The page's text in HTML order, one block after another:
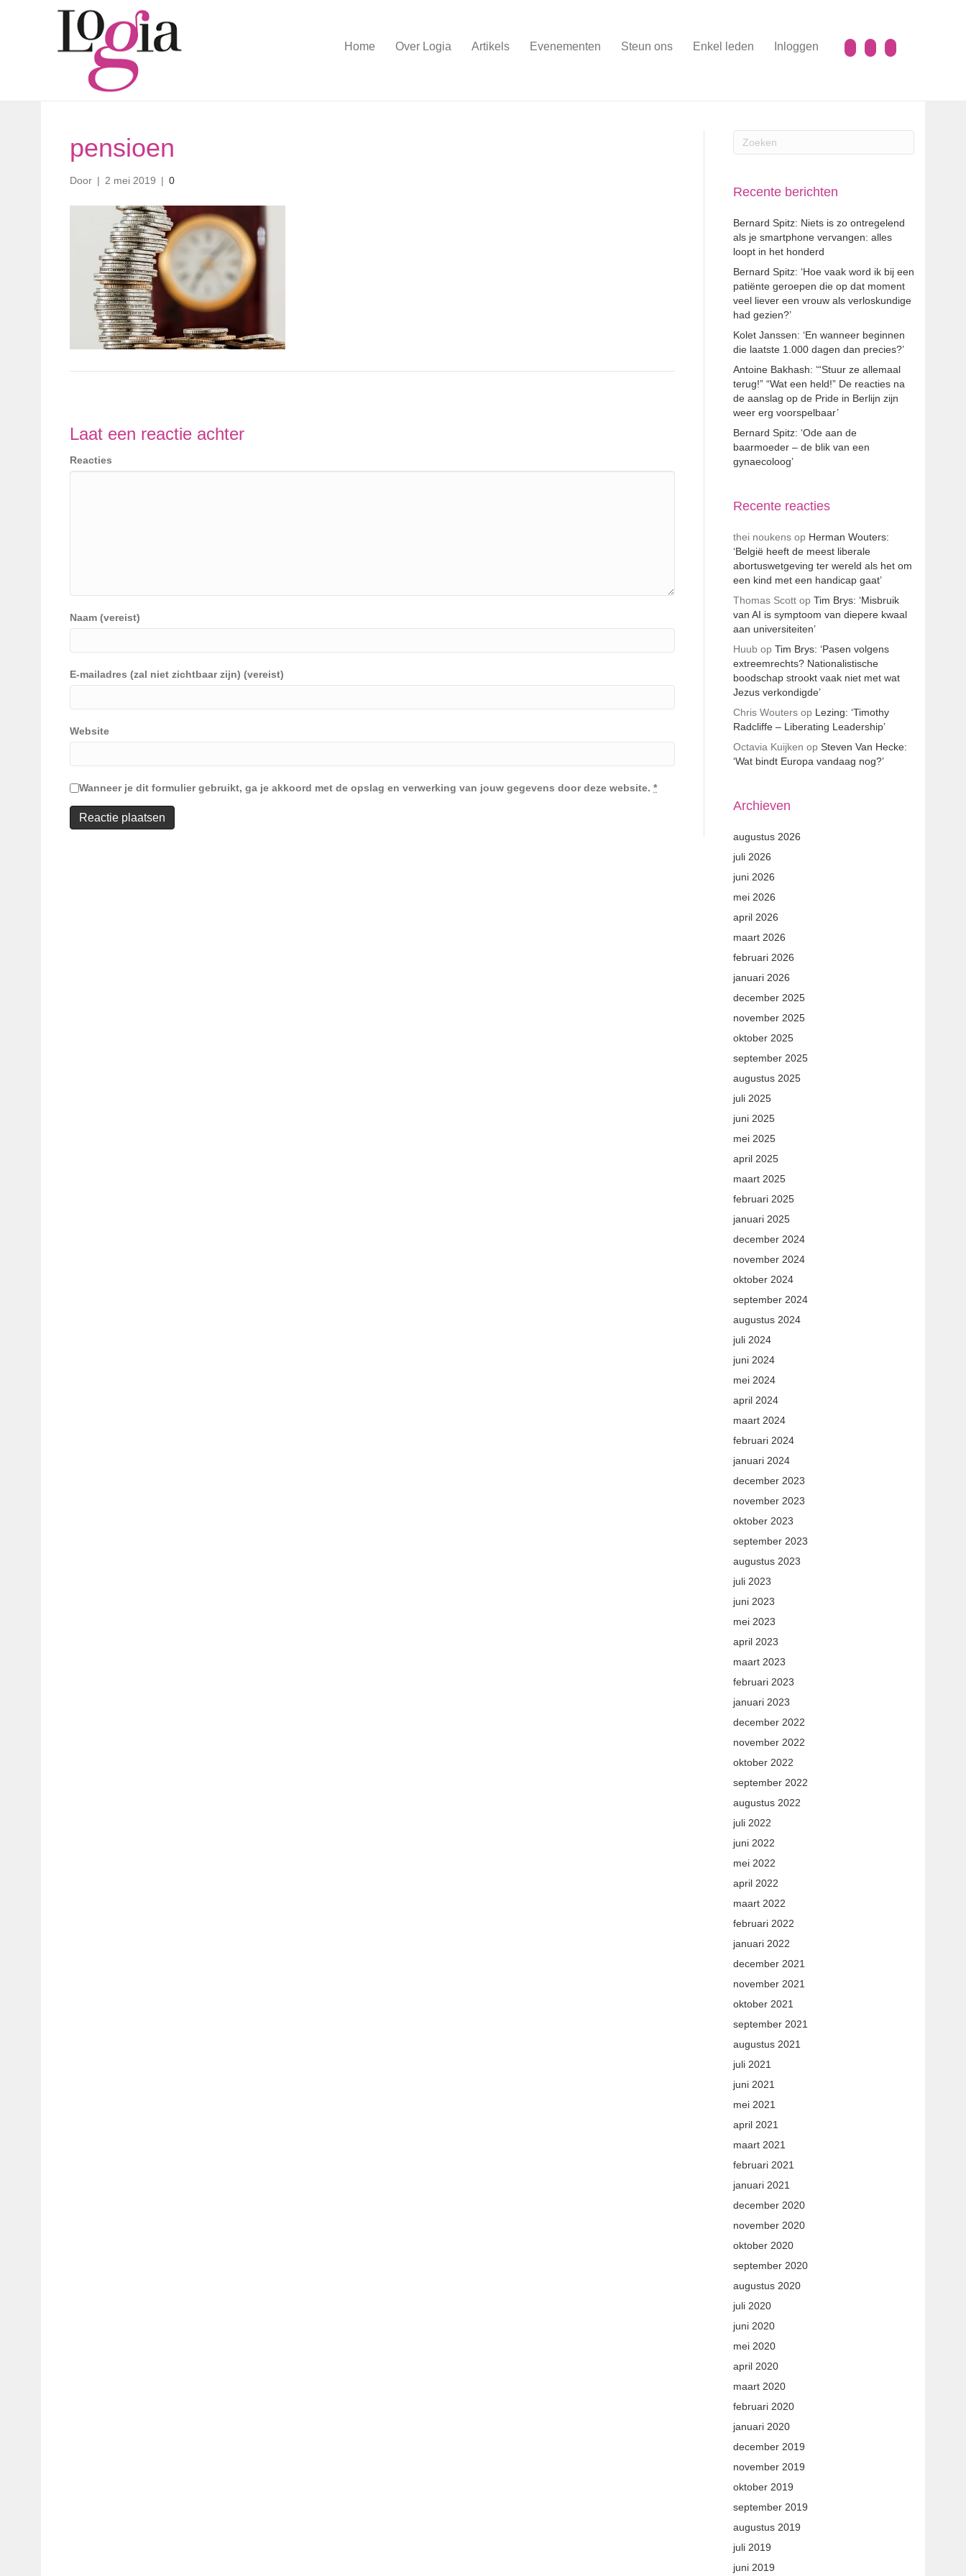
Home Over Logia Artikels Evenementen Steun ons Enkel leden Inloggen
pensioen
Door | 2 mei 2019 | 0
Laat een reactie achter
Reacties
Naam (vereist)
E-mailadres (zal niet zichtbaar zijn) (vereist)
Website
Wanneer je dit formulier gebruikt, ga je akkoord met de opslag en verwerking van jouw gegevens door deze website. *
Recente berichten
Bernard Spitz: Niets is zo ontregelend
als je smartphone vervangen: alles
loopt in het honderd
Bernard Spitz: ‘Hoe vaak word ik bij een
patiënte geroepen die op dat moment
veel liever een vrouw als verloskundige
had gezien?’
Kolet Janssen: ‘En wanneer beginnen
die laatste 1.000 dagen dan precies?’
Antoine Bakhash: ‘“Stuur ze allemaal
terug!” “Wat een held!” De reacties na
de aanslag op de Pride in Berlijn zijn
weer erg voorspelbaar’
Bernard Spitz: ‘Ode aan de
baarmoeder – de blik van een
gynaecoloog’
Recente reacties
thei noukensop Herman Wouters:
‘België heeft de meest liberale
abortuswetgeving ter wereld als het om
een kind met een handicap gaat’
Thomas Scottop Tim Brys: ‘Misbruik
van AI is symptoom van diepere kwaal
aan universiteiten’
Huubop Tim Brys: ‘Pasen volgens
extreemrechts? Nationalistische
boodschap strookt vaak niet met wat
Jezus verkondigde’
Chris Woutersop Lezing: ‘Timothy
Radcliffe – Liberating Leadership’
Octavia Kuijken op Steven Van Hecke:
‘Wat bindt Europa vandaag nog?’
Archieven
augustus 2026
juli 2026
juni 2026
mei 2026
april 2026
maart 2026
februari 2026
januari 2026
december 2025
november 2025
oktober 2025
september 2025
augustus 2025
juli 2025
juni 2025
mei 2025
april 2025
maart 2025
februari 2025
januari 2025
december 2024
november 2024
oktober 2024
september 2024
augustus 2024
juli 2024
juni 2024
mei 2024
april 2024
maart 2024
februari 2024
januari 2024
december 2023
november 2023
oktober 2023
september 2023
augustus 2023
juli 2023
juni 2023
mei 2023
april 2023
maart 2023
februari 2023
januari 2023
december 2022
november 2022
oktober 2022
september 2022
augustus 2022
juli 2022
juni 2022
mei 2022
april 2022
maart 2022
februari 2022
januari 2022
december 2021
november 2021
oktober 2021
september 2021
augustus 2021
juli 2021
juni 2021
mei 2021
april 2021
maart 2021
februari 2021
januari 2021
december 2020
november 2020
oktober 2020
september 2020
augustus 2020
juli 2020
juni 2020
mei 2020
april 2020
maart 2020
februari 2020
januari 2020
december 2019
november 2019
oktober 2019
september 2019
augustus 2019
juli 2019
juni 2019